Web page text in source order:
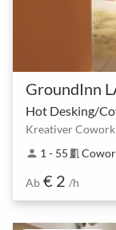
GroundInn
Hot Desking/
Kreativer
person 1 - 55 meeting_room
Ab € 2 /h